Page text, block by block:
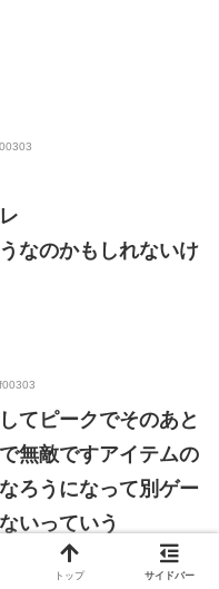
なのかもしれないけ
てピークでそのあと
無敵ですアイテムの
ろうになって別ゲー
いっていう
トップ サイドバー